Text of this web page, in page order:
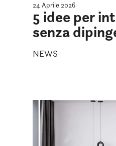
24 Aprile 2026
5 idee per
senza
NEWS